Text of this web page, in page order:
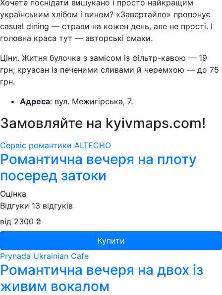
Хочете поснідати вишукано і просто найкращим
українським хлібом і вином? «Завертайло» пропонує
casual dining — страви на кожен день, але не прості. І
головна краса тут — авторські смаки.
Ціни. Житня булочка з замісом із фільтр-кавою — 19
грн; круасан із печеними сливами й черемхою — до 75
грн.
Адреса: вул. Межигірська, 7.
Замовляйте на kyivmaps.com!
Сервіс романтики ALTECHO
Романтична вечеря на плоту
посеред затоки
Оцінка
Відгуки 13 відгуків
від 2300 ₴
Купити
Prynada Ukrainian Cafe
Романтична вечеря на двох із
живим вокалом